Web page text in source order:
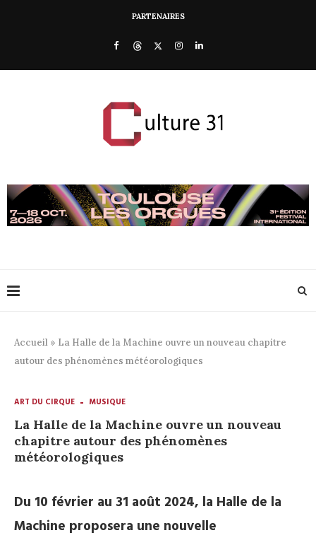
PARTENAIRES
Accueil » La Halle de la Machine ouvre un nouveau chapitre
autour des phénomènes météorologiques
ART DU CIRQUE MUSIQUE
La Halle de la Machine ouvre un nouveau
chapitre autour des phénomènes
météorologiques
Du 10 février au 31 août 2024, la Halle de la
Machine proposera une nouvelle